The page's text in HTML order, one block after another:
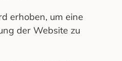
erhoben, um eine
der Website zu